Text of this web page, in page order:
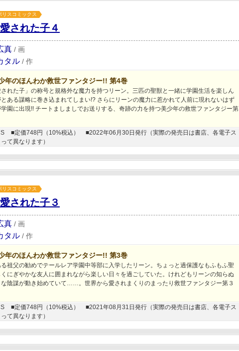
リスコミックス
された子４
真 / 画
タル / 作
年のほんわか救世ファンタジー!! 第4巻
された子」の称号と規格外な魔力を持つリーン。三匹の聖獣と一緒に学園生活を楽しん
ある謀略に巻き込まれてしまい!? さらにリーンの魔力に惹かれて人前に現れないはず
園に出現!! チートましましでお送りする、奇跡の力を持つ美少年の救世ファンタジー第
■定価748円（10%税込）
■2022年06月30日発行（実際の発売日は書店、各電子ス
て異なります）
リスコミックス
された子３
真 / 画
タル / 作
年のほんわか救世ファンタジー!! 第3巻
る祖父の勧めでテールレア学園中等部に入学したリーン。ちょっと過保護なもふもふ聖
にぎやかな友人に囲まれながら楽しい日々を過ごしていた。けれどもリーンの知らぬ
な陰謀が動き始めていて……。世界から愛されまくりのまったり救世ファンタジー第３
■定価748円（10%税込）
■2021年08月31日発行（実際の発売日は書店、各電子ス
て異なります）